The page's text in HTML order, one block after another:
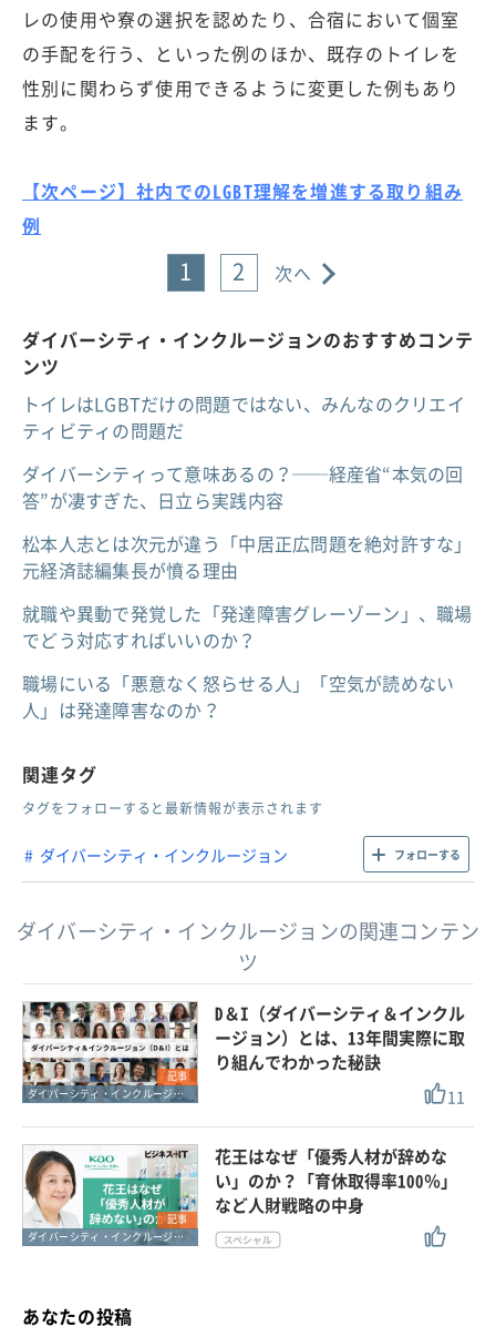
レの使用や寮の選択を認めたり、合宿において個室
の手配を行う、といった例のほか、既存のトイレを
性別に関わらず使用できるように変更した例もあり
ます。
【次ページ】社内でのLGBT理解を増進する取り組み
例
1 2 次へ
ダイバーシティ・インクルージョンのおすすめコンテ
ンツ
トイレはLGBTだけの問題ではない、みんなのクリエイ
ティビティの問題だ
ダイバーシティって意味あるの？──経産省“本気の回
答”が凄すぎた、日立ら実践内容
松本人志とは次元が違う「中居正広問題を絶対許すな」
元経済誌編集長が憤る理由
就職や異動で発覚した「発達障害グレーゾーン」、職場
でどう対応すればいいのか？
職場にいる「悪意なく怒らせる人」「空気が読めない
人」は発達障害なのか？
関連タグ
タグをフォローすると最新情報が表示されます
ダイバーシティ・インクルージョン フォローする
ダイバーシティ・インクルージョンの関連コンテン
ツ
記事
ダイバーシティ・インクルージョン
D＆I（ダイバーシティ＆インクル
ージョン）とは、13年間実際に取
り組んでわかった秘訣
11
記事
ダイバーシティ・インクルージョン
花王はなぜ「優秀人材が辞めな
い」のか？「育休取得率100％」
など人財戦略の中身
あなたの投稿